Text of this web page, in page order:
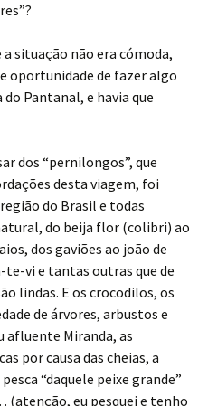
a situação não era cómoda,
oportunidade de fazer algo
Pantanal, e havia que
dos “pernilongos”, que
desta viagem, foi
do Brasil e todas
do beija flor (colibri) ao
dos gaviões ao joão de
te-vi e tantas outras que de
lindas. E os crocodilos, os
de árvores, arbustos e
afluente Miranda, as
por causa das cheias, a
“daquele peixe grande”
eu pesquei e tenho